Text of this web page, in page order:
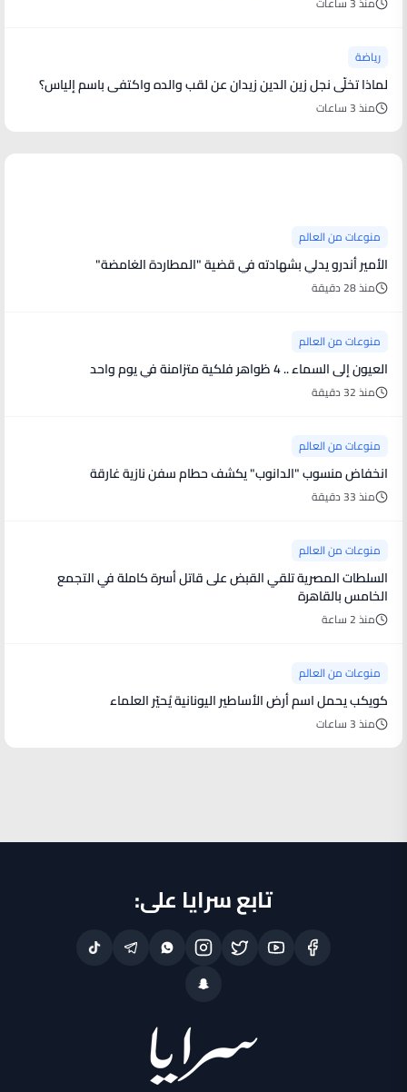
رياضة
لماذا تخلّى نجل زين الدين زيدان عن لقب والده واكتفى باسم إلياس؟
منذ 3 ساعات
منوعات من العالم
الأمير أندرو يدلي بشهادته في قضية "المطاردة الغامضة"
منذ 28 دقيقة
منوعات من العالم
العيون إلى السماء .. 4 ظواهر فلكية متزامنة في يوم واحد
منذ 32 دقيقة
منوعات من العالم
انخفاض منسوب "الدانوب" يكشف حطام سفن نازية غارقة
منذ 33 دقيقة
منوعات من العالم
السلطات المصرية تلقي القبض على قاتل أسرة كاملة في التجمع
الخامس بالقاهرة
منذ 2 ساعة
منوعات من العالم
كويكب يحمل اسم أرض الأساطير اليونانية يُحيّر العلماء
منذ 3 ساعات
تابع سرايا على: